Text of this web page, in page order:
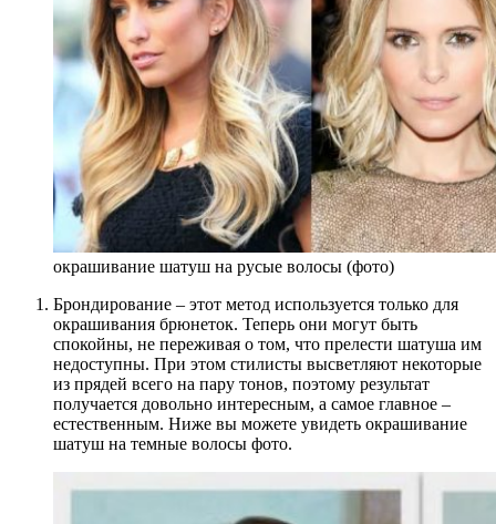
окрашивание шатуш на русые волосы (фото)
Брондирование – этот метод используется только для
окрашивания брюнеток. Теперь они могут быть
спокойны, не переживая о том, что прелести шатуша им
недоступны. При этом стилисты высветляют некоторые
из прядей всего на пару тонов, поэтому результат
получается довольно интересным, а самое главное –
естественным. Ниже вы можете увидеть окрашивание
шатуш на темные волосы фото.